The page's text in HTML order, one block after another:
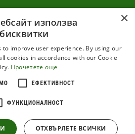
в МБАЛ има право на най-добрата
помощ , в съответствие с
×
използва
бисквитки
to improve user experience. By using our
cookies in accordance with our Cookie
Прочетете още
ЕФЕКТИВНОСТ
ФУНКЦИОНАЛНОСТ
ОТХВЪРЛЕТЕ ВСИЧКИ